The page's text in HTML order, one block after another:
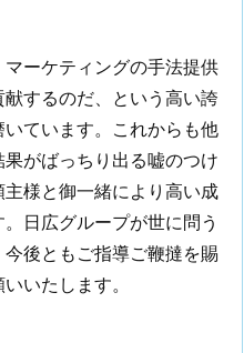
ーケティングの手法提供
するのだ、という高い誇
ています。これからも他
がばっちり出る嘘のつけ
様と御一緒により高い成
日広グループが世に問う
後ともご指導ご鞭撻を賜
いたします。